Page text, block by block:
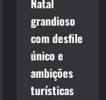
Natal
grandioso
com desfile
único e
ambições
turísticas